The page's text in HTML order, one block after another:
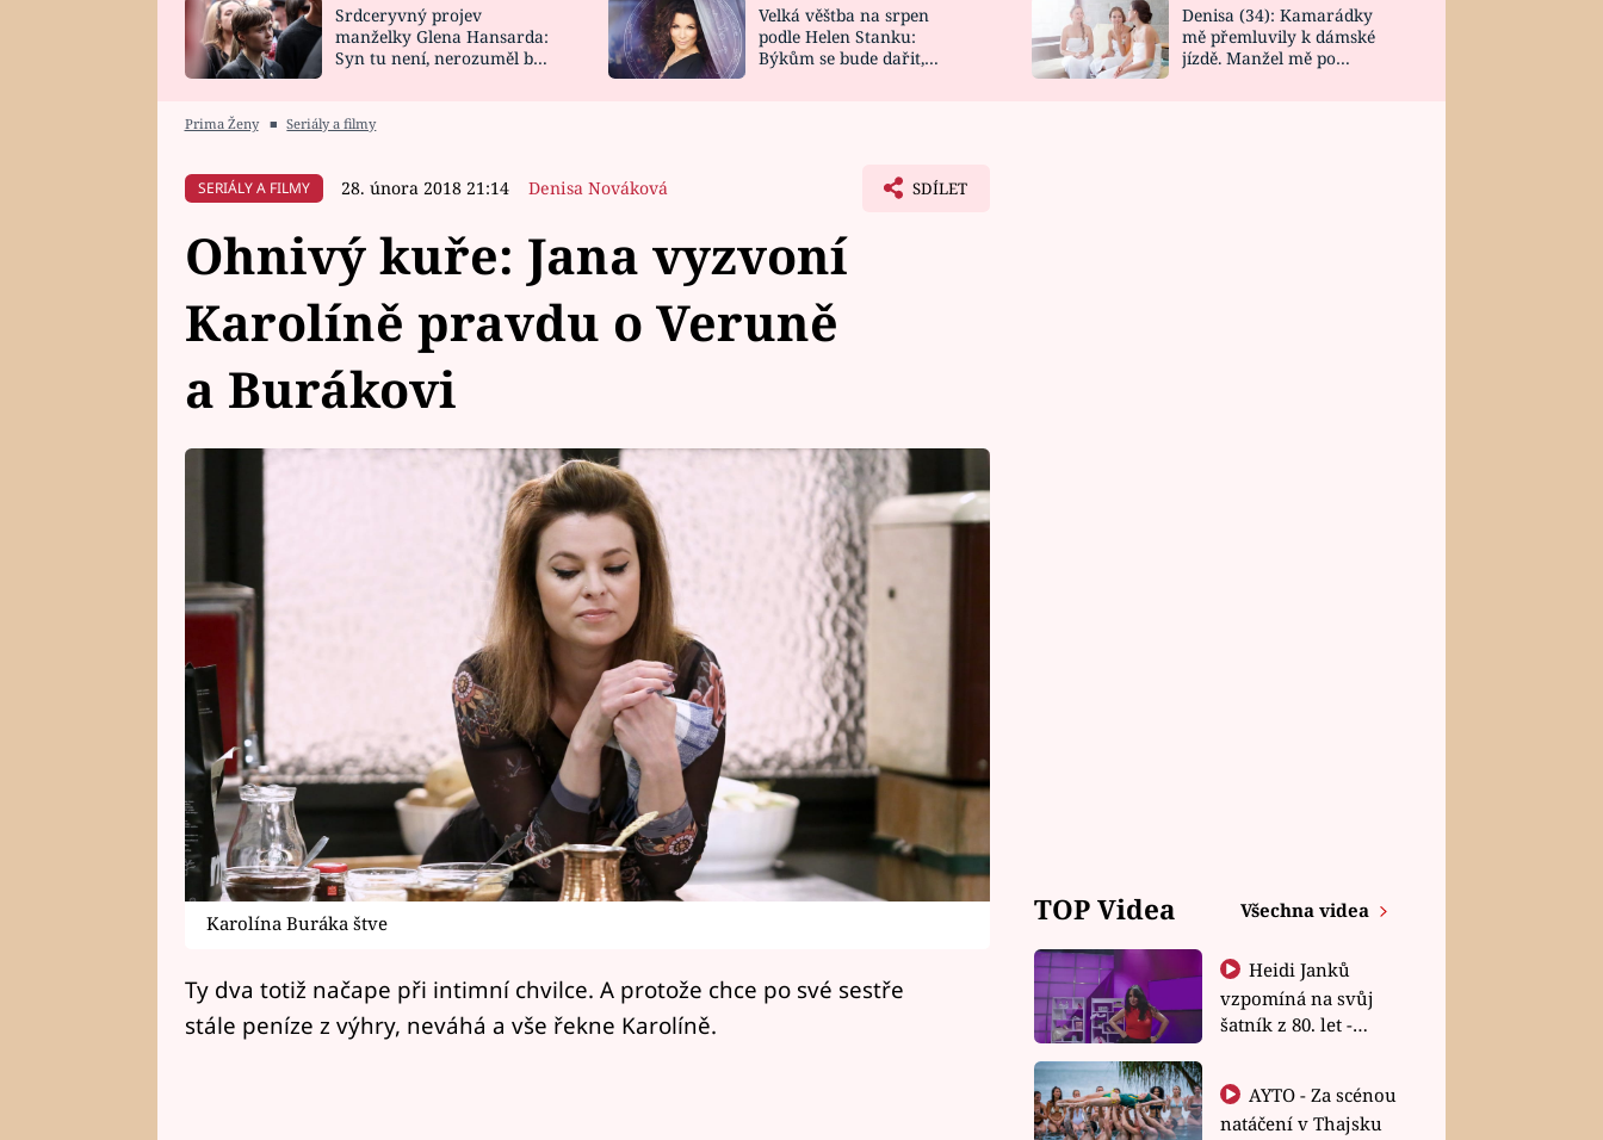
HOROSKOP NA
CELEBRITY
VAŘENÍ
NOVINKY
VIDEORECEPTY
DESIGN
Srdceryvný projev
manželky Glena Hansarda:
Syn tu není, nerozuměl by
Velká věštba na srpen
podle Helen Stanku:
Býkům se bude dařit,
Denisa (34): Kamarádky
mě přemluvily k dámské
jízdě. Manžel mě po
Prima Ženy ■ Seriály a filmy
SERIÁLY A FILMY 28. února 2018 21:14 Denisa Nováková SDÍLET
Ohnivý kuře: Jana vyzvoní
Karolíně pravdu o Veruně
a Burákovi
Karolína Buráka štve
Ty dva totiž načape při intimní chvilce. A protože chce po své sestře
stále peníze z výhry, neváhá a vše řekne Karolíně.
TOP Videa Všechna videa
Heidi Janků
vzpomíná na svůj
šatník z 80. let -
natáčení v Thajsku